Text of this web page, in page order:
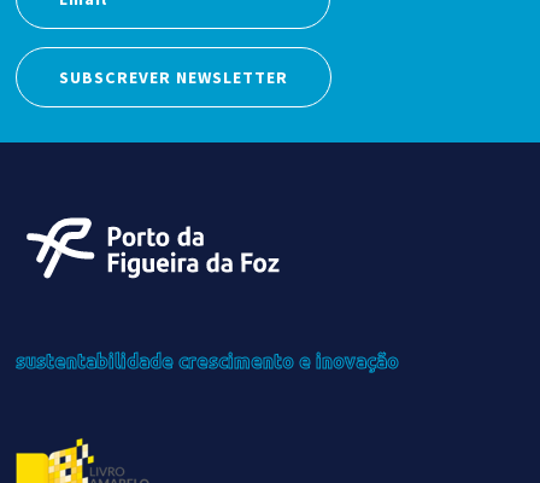
SUBSCREVER NEWSLETTER
sustentabilidadecrescimentoe inovação